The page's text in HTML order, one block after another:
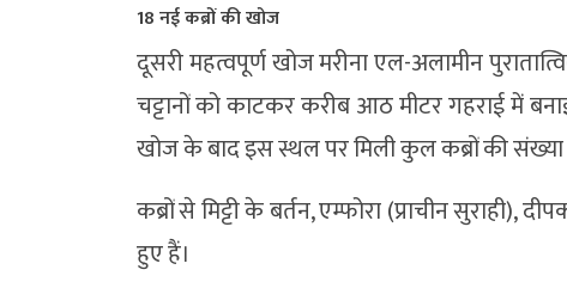
18 नई कब्रों की खोज
दूसरी महत्वपूर्ण खोज मरीना एल-अलामीन
चट्टानों को काटकर करीब आठ मीटर गहराई में
खोज के बाद इस स्थल पर मिली कुल कब्रों की
कब्रों से मिट्टी के बर्तन, एम्फोरा (प्राचीन
हुए हैं।